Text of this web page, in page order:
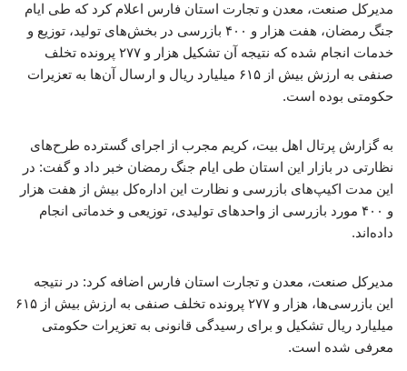
مدیرکل صنعت، معدن و تجارت استان فارس اعلام کرد که طی ایام
جنگ رمضان، هفت هزار و ۴۰۰ بازرسی در بخش‌های تولید، توزیع و
خدمات انجام شده که نتیجه آن تشکیل هزار و ۲۷۷ پرونده تخلف
صنفی به ارزش بیش از ۶۱۵ میلیارد ریال و ارسال آن‌ها به تعزیرات
حکومتی بوده است.
به گزارش پرتال اهل بیت، کریم مجرب از اجرای گسترده طرح‌های
نظارتی در بازار این استان طی ایام جنگ رمضان خبر داد و گفت: در
این مدت اکیپ‌های بازرسی و نظارت این اداره‌کل بیش از هفت هزار
و ۴۰۰ مورد بازرسی از واحدهای تولیدی، توزیعی و خدماتی انجام
داده‌اند.
مدیرکل صنعت، معدن و تجارت استان فارس اضافه کرد: در نتیجه
این بازرسی‌ها، هزار و ۲۷۷ پرونده تخلف صنفی به ارزش بیش از ۶۱۵
میلیارد ریال تشکیل و برای رسیدگی قانونی به تعزیرات حکومتی
معرفی شده است.